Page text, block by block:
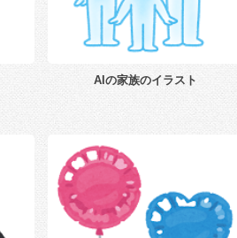
AIの家族のイラスト